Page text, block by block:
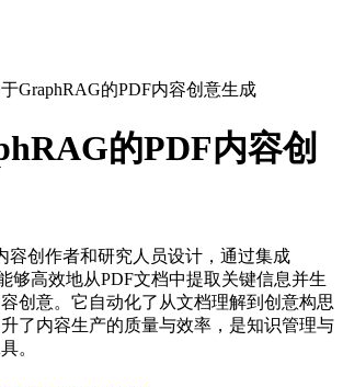
GraphRAG的PDF内容创意生成
的PDF内容创
容创作者和研究人员设计，通过集成
够高效地从PDF文档中提取关键信息并生
创意。它自动化了从文档理解到创意构思
了内容生产的质量与效率，是知识管理与
。